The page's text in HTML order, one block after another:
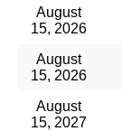
August
15, 2026
August
15, 2026
August
15, 2027